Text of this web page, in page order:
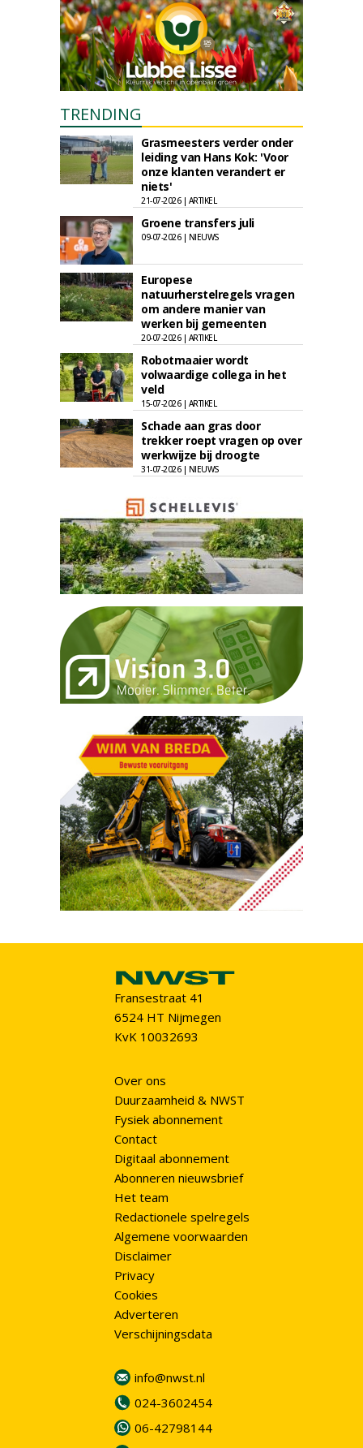
TRENDING
Grasmeesters verder onder
leiding van Hans Kok: 'Voor
onze klanten verandert er
niets'
21-07-2026 | ARTIKEL
Groene transfers juli
09-07-2026 | NIEUWS
Europese
natuurherstelregels vragen
om andere manier van
werken bij gemeenten
20-07-2026 | ARTIKEL
Robotmaaier wordt
volwaardige collega in het
veld
15-07-2026 | ARTIKEL
Schade aan gras door
trekker roept vragen op over
werkwijze bij droogte
31-07-2026 | NIEUWS
Fransestraat 41
6524 HT Nijmegen
KvK 10032693
Over ons
Duurzaamheid & NWST
Fysiek abonnement
Contact
Digitaal abonnement
Abonneren nieuwsbrief
Het team
Redactionele spelregels
Algemene voorwaarden
Disclaimer
Privacy
Cookies
Adverteren
Verschijningsdata
info@nwst.nl
024-3602454
06-42798144